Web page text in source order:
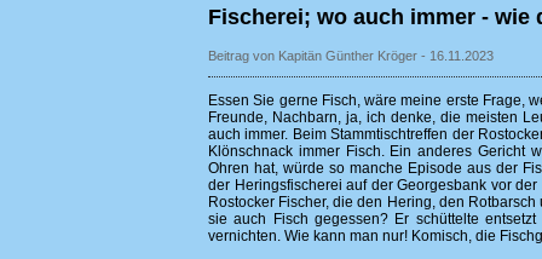
Fischerei; wo auch immer - wie
Beitrag von Kapitän Günther Kröger - 16.11.2023
Essen Sie gerne Fisch, wäre meine erste Frage,
Freunde, Nachbarn, ja, ich denke, die meisten
auch immer. Beim Stammtischtreffen der
Klönschnack immer Fisch. Ein anderes Gericht
Ohren hat, würde so manche Episode aus der
der Heringsfischerei auf der Georgesbank vor
Rostocker Fischer, die den Hering, den
sie auch Fisch gegessen? Er schüttelte
vernichten. Wie kann man nur! Komisch, die